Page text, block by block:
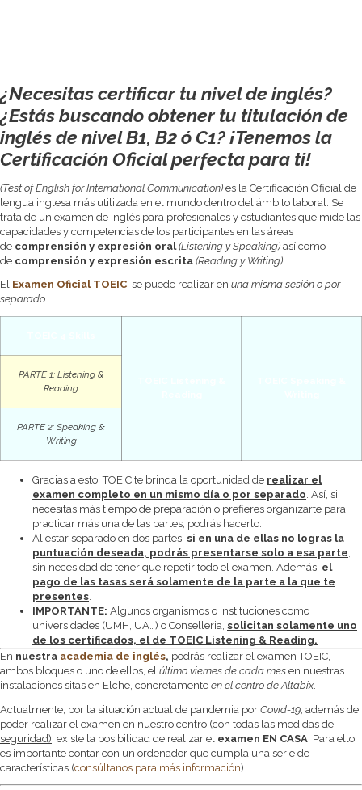
¿Necesitas certificar tu nivel de inglés?
¿Estás buscando obtener tu titulación de
inglés de nivel B1, B2 ó C1?¡Tenemos la
Certificación Oficial perfecta para ti!
(Test of English for International Communication) es la Certificación Oficial de
lengua inglesa más utilizada en el mundo dentro del ámbito laboral. Se
trata de un examen de inglés para profesionales y estudiantes que mide las
capacidades y competencias de los participantes en las áreas
de comprensión y expresión oral (Listening y Speaking) así como
de comprensión y expresión escrita (Reading y Writing).
El Examen Oficial TOEIC, se puede realizar en una misma sesión o por
separado.
PARTE 1: Listening &
Reading
PARTE 2: Speaking &
Writing
Gracias a esto, TOEIC te brinda la oportunidad de realizar el
examen completo en un mismo día o por separado . Así, si
necesitas más tiempo de preparación o prefieres organizarte para
practicar más una de las partes, podrás hacerlo.
Al estar separado en dos partes, si en una de ellas no logras la
puntuación deseada, podrás presentarse solo a esa parte
sin necesidad de tener que repetir todo el examen. Además, el
pago de las tasas será solamente de la parte a la que te
presentes
IMPORTANTE: Algunos organismos o instituciones como
universidades (UMH, UA…) o Conselleria, solicitan solamente uno
de los certificados, el de TOEIC Listening & Reading.
En nuestra academia de inglés, podrás realizar el examen TOEIC,
ambos bloques o uno de ellos, el último viernes de cada mes en nuestras
instalaciones sitas en Elche, concretamente en el centro de Altabix.
Actualmente, por la situación actual de pandemia por Covid-19 , además de
poder realizar el examen en nuestro centro (con todas las medidas de
seguridad) , existe la posibilidad de realizar el examen EN CASA . Para ello,
es importante contar con un ordenador que cumpla una serie de
características (consúltanos para más información).